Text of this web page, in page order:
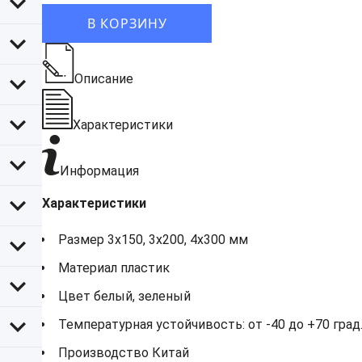
В КОРЗИНУ
Описание
Характеристики
Информация
Характеристики
Размер 3х150, 3х200, 4х300 мм
Материал пластик
Цвет белый, зеленый
Температурная устойчивость: от -40 до +70
Производство Китай